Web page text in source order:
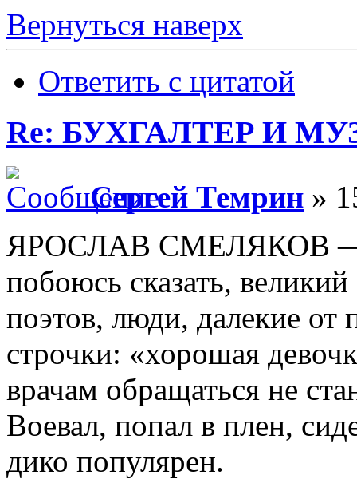
Вернуться наверх
Ответить с цитатой
Re: БУХГАЛТЕР И
Сергей Темрин »
ЯРОСЛАВ СМЕЛЯКОВ —
побоюсь сказать,
поэтов, люди, далекие от
строчки: «хорошая
врачам обращаться не
Воевал, попал в плен,
дико популярен.